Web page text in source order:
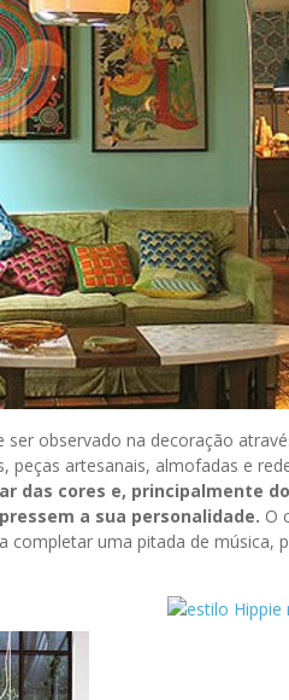
observado na decoração
peças artesanais, almofadas e
das cores e, principalmente
a sua personalidade. O
completar uma pitada de música,